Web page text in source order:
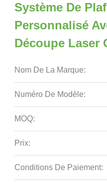
Système De
Personnalisé
Découpe Laser
Nom De La Marque:
Numéro De Modèle:
MOQ:
Prix:
Conditions De Paiement: